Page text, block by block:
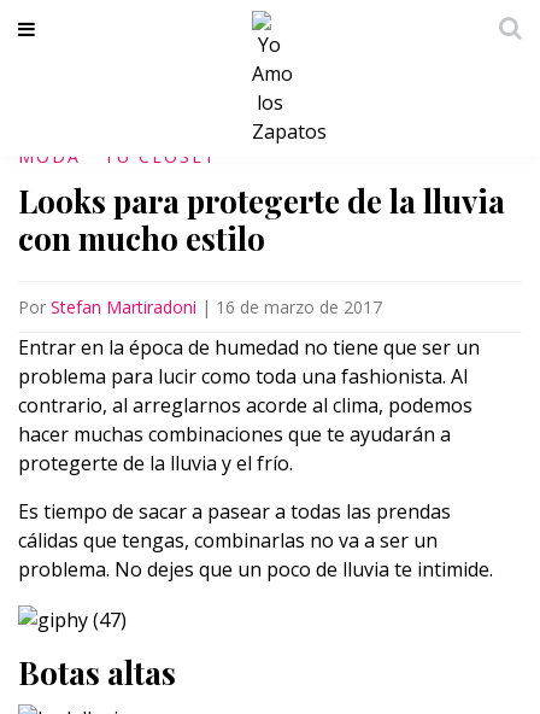
MODA TU CLÓSET
Looks para protegerte de la lluvia
con mucho estilo
Por Stefan Martiradoni | 16 de marzo de 2017
Entrar en la época de humedad no tiene que ser un
problema para lucir como toda una fashionista. Al
contrario, al arreglarnos acorde al clima, podemos
hacer muchas combinaciones que te ayudarán a
protegerte de la lluvia y el frío.
Es tiempo de sacar a pasear a todas las prendas
cálidas que tengas, combinarlas no va a ser un
problema. No dejes que un poco de lluvia te intimide.
Botas altas